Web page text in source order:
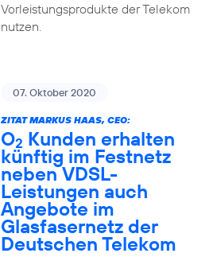
Vorleistungsprodukte der Telekom
nutzen.
07. Oktober 2020
ZITAT MARKUS HAAS, CEO:
O2 Kunden erhalten
künftig im Festnetz
neben VDSL-
Leistungen auch
Angebote im
Glasfasernetz der
Deutschen Telekom